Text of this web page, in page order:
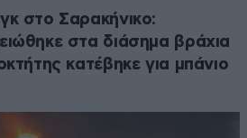
στο Σαρακήνικο:
στα διάσημα βράχια
κατέβηκε για μπάνιο